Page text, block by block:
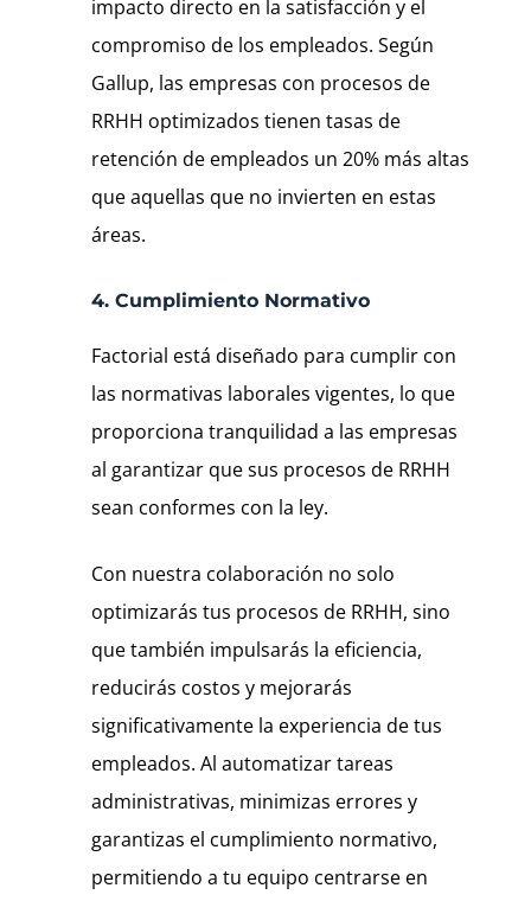
impacto directo en la satisfacción y el
compromiso de los empleados. Según
Gallup, las empresas con procesos de
RRHH optimizados tienen tasas de
retención de empleados un 20% más altas
que aquellas que no invierten en estas
áreas.
4. Cumplimiento Normativo
Factorial está diseñado para cumplir con
las normativas laborales vigentes, lo que
proporciona tranquilidad a las empresas
al garantizar que sus procesos de RRHH
sean conformes con la ley.
Con nuestra colaboración no solo
optimizarás tus procesos de RRHH, sino
que también impulsarás la eficiencia,
reducirás costos y mejorarás
significativamente la experiencia de tus
empleados. Al automatizar tareas
administrativas, minimizas errores y
garantizas el cumplimiento normativo,
permitiendo a tu equipo centrarse en